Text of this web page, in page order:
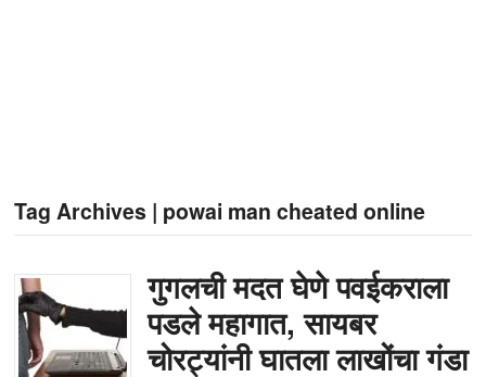
Tag Archives | powai man cheated online
गुगलची मदत घेणे पवईकराला
पडले महागात, सायबर
चोरट्यांनी घातला लाखोंचा गंडा